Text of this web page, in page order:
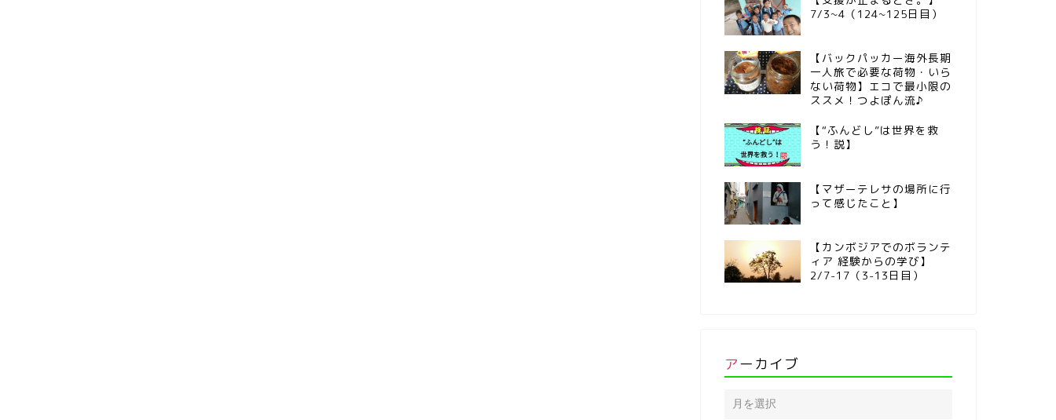
7/3~4（124~125日目）
【バックパッカー海外長期
一人旅で必要な荷物・いら
ない荷物】エコで最小限の
ススメ！つよぽん流♪
【“ふんどし”は世界を救
う！説】
【マザーテレサの場所に行
って感じたこと】
【カンボジアでのボランテ
ィア 経験からの学び】
2/7-17（3-13日目）
アーカイブ